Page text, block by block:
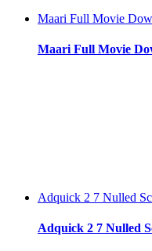
Maari Full Movie
Maari Full Movie
Adquick 2 7 Nulled
Adquick 2 7 Nulled